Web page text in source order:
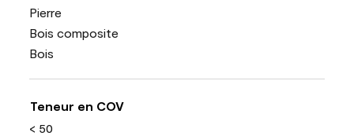
Pierre
Bois composite
Bois
Teneur en COV
< 50